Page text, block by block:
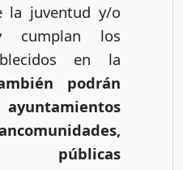
la juventud y/o
cumplan los
en la
podrán
públicas